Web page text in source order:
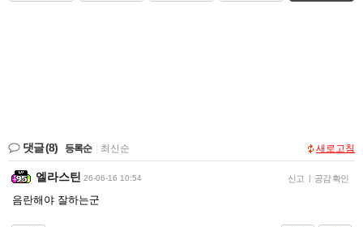
댓글(8) 등록순 최신순 새로고침
엘라스틴 26-06-16 10:54 신고 | 공감 확인
음란해야 잘하는군